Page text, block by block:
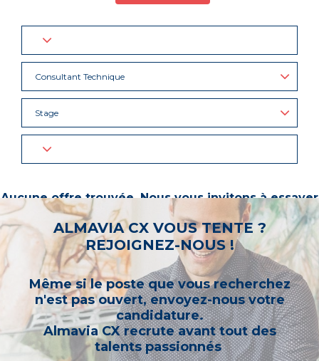
Consultant Technique
Stage
Aucune offre trouvée. Nous vous invitons à essayer
d’autres mots-clés ou à sélectionner un « métier ».
ALMAVIA CX VOUS TENTE ?
REJOIGNEZ-NOUS !
Même si le poste que vous recherchez
n'est pas ouvert, envoyez-nous votre
candidature.
Almavia CX recrute avant tout des
talents passionnés